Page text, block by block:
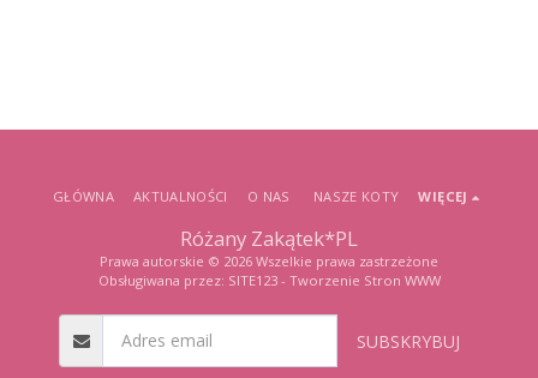
Różany Zakątek*PL
Prawa autorskie © 2026 Wszelkie prawa zastrzeżone
Obsługiwana przez: SITE123- Tworzenie Stron WWW
GŁÓWNA AKTUALNOŚCI O NAS NASZE KOTY WIĘCEJ
SUBSKRYBUJ